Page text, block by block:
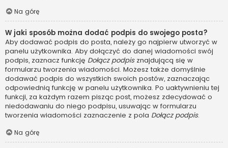
Na górę
W jaki sposób można dodać podpis do swojego posta?
Aby dodawać podpis do posta, należy go najpierw utworzyć w
panelu użytkownika. Aby dołączyć do danej wiadomości swój
podpis, zaznacz funkcję Dołącz podpisznajdującą się w
formularzu tworzenia wiadomości. Możesz także domyślnie
dodawać podpis do wszystkich swoich postów, zaznaczając
odpowiednią funkcję w panelu użytkownika. Po uaktywnieniu tej
funkcji, za każdym razem pisząc post, możesz zdecydować o
niedodawaniu do niego podpisu, usuwając w formularzu
tworzenia wiadomości zaznaczenie z pola Dołącz podpis.
Na górę